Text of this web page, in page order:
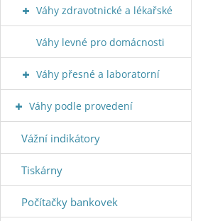
Váhy zdravotnické a lékařské
Váhy levné pro domácnosti
Váhy přesné a laboratorní
Váhy podle provedení
Vážní indikátory
Tiskárny
Počítačky bankovek